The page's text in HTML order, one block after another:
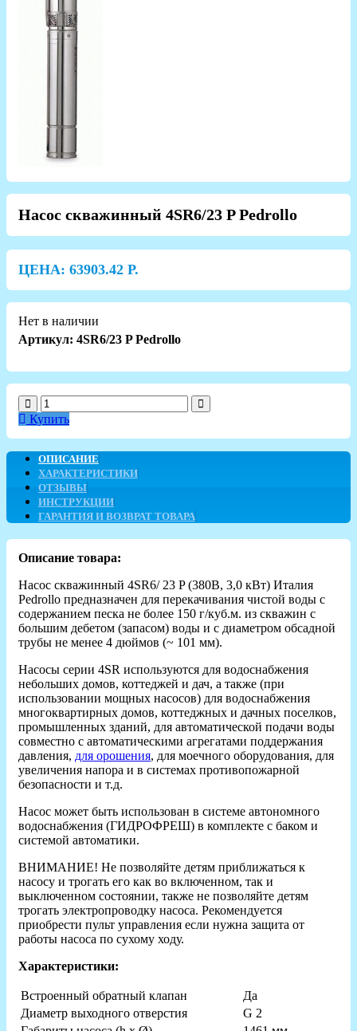
Насос скважинный 4SR6/23 P Pedrollo
ЦЕНА: 63903.42 Р.
Нет в наличии
Артикул: 4SR6/23 P Pedrollo
Купить
ОПИСАНИЕ
ХАРАКТЕРИСТИКИ
ОТЗЫВЫ
ИНСТРУКЦИИ
ГАРАНТИЯ И ВОЗВРАТ ТОВАРА
Описание товара:
Насос скважинный 4SR6/ 23 P (380В, 3,0 кВт) Италия
Pedrollo предназначен для перекачивания чистой воды с
содержанием песка не более 150 г/куб.м. из скважин с
большим дебетом (запасом) воды и с диаметром обсадной
трубы не менее 4 дюймов (~ 101 мм).
Насосы серии 4SR используются для водоснабжения
небольших домов, коттеджей и дач, а также (при
использовании мощных насосов) для водоснабжения
многоквартирных домов, коттеджных и дачных поселков,
промышленных зданий, для автоматической подачи воды
совместно с автоматическими агрегатами поддержания
давления, для орошения, для моечного оборудования, для
увеличения напора и в системах противопожарной
безопасности и т.д.
Насос может быть использован в системе автономного
водоснабжения (ГИДРОФРЕШ) в комплекте с баком и
системой автоматики.
ВНИМАНИЕ! Не позволяйте детям приближаться к
насосу и трогать его как во включенном, так и
выключенном состоянии, также не позволяйте детям
трогать электропроводку насоса. Рекомендуется
приобрести пульт управления если нужна защита от
работы насоса по сухому ходу.
Характеристики:
Встроенный обратный клапан
Да
Диаметр выходного отверстия
G 2